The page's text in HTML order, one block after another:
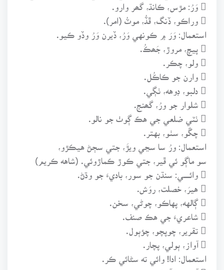
 وَرُ: مڙس، ڪانڌ، گھر وارو.
 وراڪو، ڏنگ، ڦڏُ، موٽُ (امر).
استعمال: وَرَ ۾ ڪونهي وَرُ، ڏيرن وَرُ وڏو ڪيو.
 پيچ، مروڙ، جَھڪُ.
 ولو، چڪر.
 وارن جو ڪاڪُل.
 دلبو، ڊوهه، ٺڳي.
 شلوار جو ورُ، گھنج.
 ٺٽي ضلعي جي هڪ ڳوٺ جو نالو.
 چڱو، سٺو، بهتر.
استعمال: ورُ سا سڃي ويڙَ، جتي سڄڻ هيڪڙو،
سو ماڳو ئي ڦير، جتي ڪوڙ ڪماڙوئي. (شاهه ڪريم)
 وائــــــي: سنڌن جو سور، باديءَ جو وڌڻ.
 هيرَ، خصلت، روَش.
 ڳالهه، پهاڪو، چوڻي، سخن.
 شاعريءَ جي هڪ صنف.
 تقرير، چوپچو، چؤٻول.
 آواز، ٻولي، پچار.
استعمال: ادا! وائي ته سڻائي ڪر.
 آرســــي: آئينو.